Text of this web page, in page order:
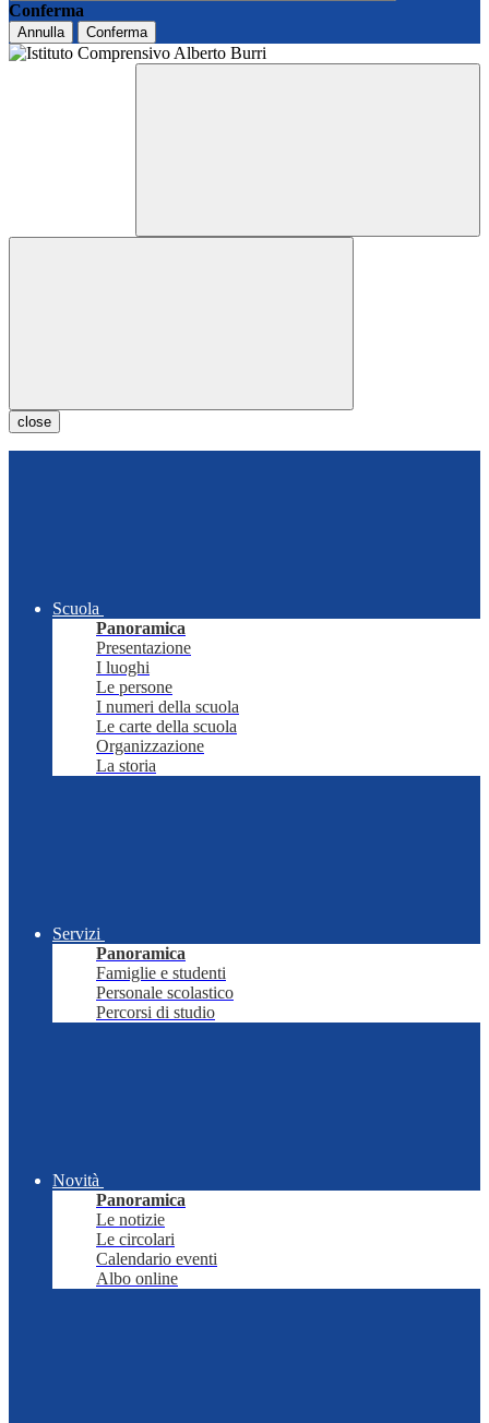
Conferma
Annulla Conferma
close
Scuola
Panoramica
Presentazione
I luoghi
Le persone
I numeri della scuola
Le carte della scuola
Organizzazione
La storia
Servizi
Panoramica
Famiglie e studenti
Personale scolastico
Percorsi di studio
Novità
Panoramica
Le notizie
Le circolari
Calendario eventi
Albo online